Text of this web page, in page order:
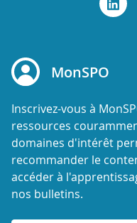
MonSPO
Inscrivez-vous à
ressources
domaines d'intérêt
recommander le
accéder à
nos bulletins.